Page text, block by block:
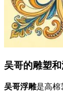
吴哥的雕塑
吴哥浮雕是高棉